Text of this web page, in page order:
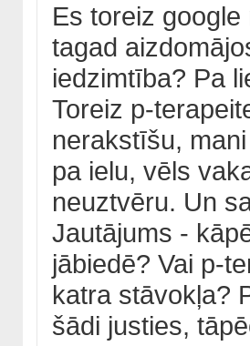
Es toreiz
tagad
iedzimtība? Pa
Toreiz p-
nerakstīšu,
pa ielu, vēls
neuztvēru. Un
Jautājums -
jābiedē? Vai p-
katra stāvokļa?
šādi justies,